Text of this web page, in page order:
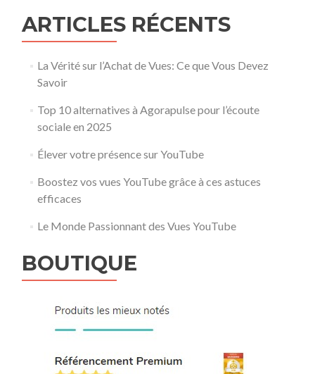
ARTICLES RÉCENTS
La Vérité sur l’Achat de Vues: Ce que Vous Devez
Savoir
Top 10 alternatives à Agorapulse pour l’écoute
sociale en 2025
Élever votre présence sur YouTube
Boostez vos vues YouTube grâce à ces astuces
efficaces
Le Monde Passionnant des Vues YouTube
BOUTIQUE